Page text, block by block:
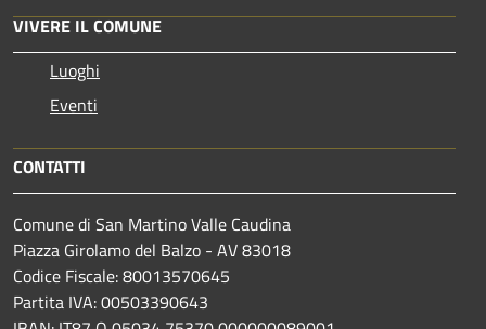
VIVERE IL COMUNE
Luoghi
Eventi
CONTATTI
Comune di San Martino Valle Caudina
Piazza Girolamo del Balzo - AV 83018
Codice Fiscale: 80013570645
Partita IVA: 00503390643